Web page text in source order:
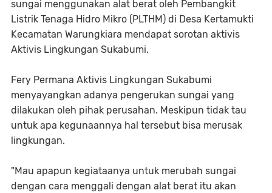
sungai menggunakan alat berat oleh Pembangkit
Listrik Tenaga Hidro Mikro (PLTHM) di Desa Kertamukti
Kecamatan Warungkiara mendapat sorotan aktivis
Aktivis Lingkungan Sukabumi.
Fery Permana Aktivis Lingkungan Sukabumi
menyayangkan adanya pengerukan sungai yang
dilakukan oleh pihak perusahan. Meskipun tidak tau
untuk apa kegunaannya hal tersebut bisa merusak
lingkungan.
"Mau apapun kegiataanya untuk merubah sungai
dengan cara menggali dengan alat berat itu akan